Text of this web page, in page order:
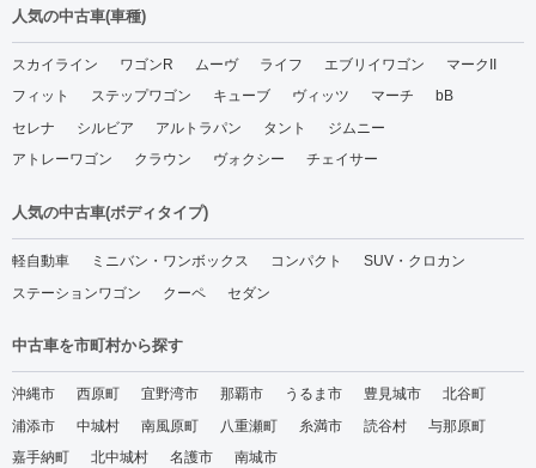
人気の中古車(車種)
スカイライン ワゴンR ムーヴ ライフ エブリイワゴン
マークII
フィット
ステップワゴン キューブ ヴィッツ マーチ
bB
セレナ
シルビア アルトラパン タント
ジムニー
アトレーワゴン
クラウン ヴォクシー チェイサー
人気の中古車(ボディタイプ)
軽自動車 ミニバン・ワンボックス コンパクト
SUV・クロカン
ステーションワゴン
クーペ セダン
中古車を市町村から探す
沖縄市 西原町 宜野湾市 那覇市 うるま市 豊見城市
北谷町
浦添市
中城村 南風原町 八重瀬町 糸満市 読谷村
与那原町
嘉手納町
北中城村 名護市 南城市